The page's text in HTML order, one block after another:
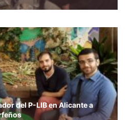
del P-LIB en Alicante a